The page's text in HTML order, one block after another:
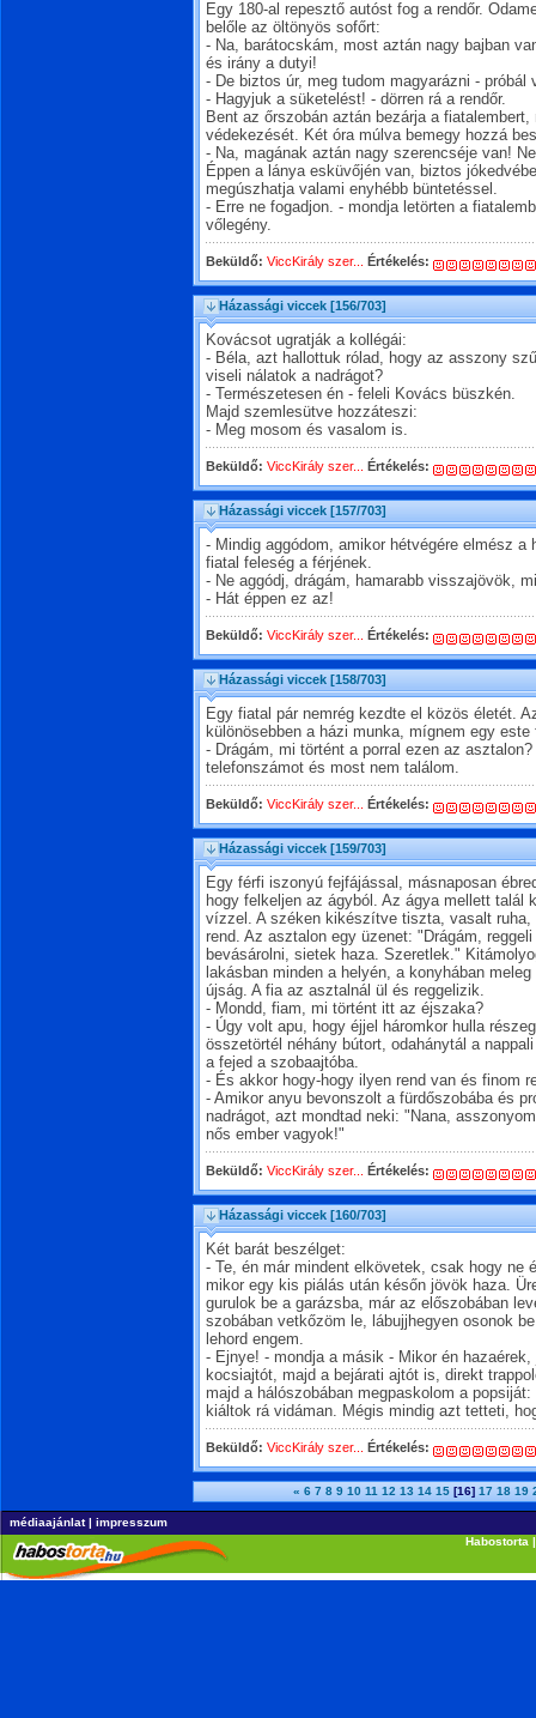
Egy 180-al repesztő autóst fog a rendőr.
belőle az öltönyös sofőrt:
- Na, barátocskám, most aztán nagy bajban
és irány a dutyi!
- De biztos úr, meg tudom magyarázni - próbál
- Hagyjuk a süketelést! - dörren rá a rendőr.
Bent az őrszobán aztán bezárja a
védekezését. Két óra múlva bemegy hozzá
- Na, magának aztán nagy szerencséje van!
Éppen a lánya esküvőjén van, biztos
megúszhatja valami enyhébb büntetéssel.
- Erre ne fogadjon. - mondja letörten a
vőlegény.
Beküldő: ViccKirály szer... Értékelés:
Házassági viccek [156/703]
Kovácsot ugratják a kollégái:
- Béla, azt hallottuk rólad, hogy az asszony
viseli nálatok a nadrágot?
- Természetesen én - feleli Kovács büszkén.
Majd szemlesütve hozzáteszi:
- Meg mosom és vasalom is.
Beküldő: ViccKirály szer... Értékelés:
Házassági viccek [157/703]
- Mindig aggódom, amikor hétvégére elmész a
fiatal feleség a férjének.
- Ne aggódj, drágám, hamarabb visszajövök,
- Hát éppen ez az!
Beküldő: ViccKirály szer... Értékelés:
Házassági viccek [158/703]
Egy fiatal pár nemrég kezdte el közös életét.
különösebben a házi munka, mígnem egy
- Drágám, mi történt a porral ezen az
telefonszámot és most nem találom.
Beküldő: ViccKirály szer... Értékelés:
Házassági viccek [159/703]
Egy férfi iszonyú fejfájással, másnaposan
hogy felkeljen az ágyból. Az ágya mellett talál
vízzel. A széken kikészítve tiszta, vasalt ruha,
rend. Az asztalon egy üzenet: "Drágám,
bevásárolni, sietek haza. Szeretlek."
lakásban minden a helyén, a konyhában
újság. A fia az asztalnál ül és reggelizik.
- Mondd, fiam, mi történt itt az éjszaka?
- Úgy volt apu, hogy éjjel háromkor hulla
összetörtél néhány bútort, odahánytál a
a fejed a szobaajtóba.
- És akkor hogy-hogy ilyen rend van és finom
- Amikor anyu bevonszolt a fürdőszobába és
nadrágot, azt mondtad neki: "Nana,
nős ember vagyok!"
Beküldő: ViccKirály szer... Értékelés:
Házassági viccek [160/703]
Két barát beszélget:
- Te, én már mindent elkövetek, csak hogy ne
mikor egy kis piálás után későn jövök haza.
gurulok be a garázsba, már az előszobában
szobában vetkőzöm le, lábujjhegyen osonok
lehord engem.
- Ejnye! - mondja a másik - Mikor én hazaérek,
kocsiajtót, majd a bejárati ajtót is, direkt
majd a hálószobában megpaskolom a
kiáltok rá vidáman. Mégis mindig azt tetteti,
Beküldő: ViccKirály szer... Értékelés:
« 6 7 8 9 10 11 12 13 14 15 [16] 17 18 19
médiaajánlat| impresszum
Habostorta